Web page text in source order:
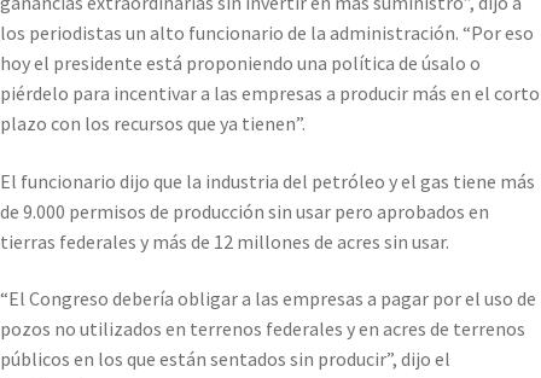
los periodistas un alto funcionario de la administración. “Por eso
hoy el presidente está proponiendo una política de úsalo o
piérdelo para incentivar a las empresas a producir más en el corto
plazo con los recursos que ya tienen”.
El funcionario dijo que la industria del petróleo y el gas tiene más
de 9.000 permisos de producción sin usar pero aprobados en
tierras federales y más de 12 millones de acres sin usar.
“El Congreso debería obligar a las empresas a pagar por el uso de
pozos no utilizados en terrenos federales y en acres de terrenos
públicos en los que están sentados sin producir”, dijo el